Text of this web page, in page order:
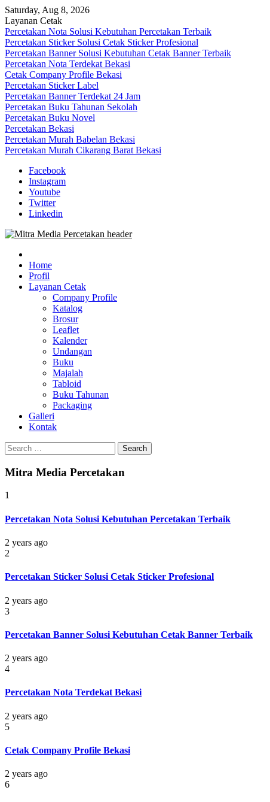
Skip
to
content
Saturday, Aug 8, 2026
Layanan Cetak
Percetakan Nota Solusi Kebutuhan Percetakan Terbaik
Percetakan Sticker Solusi Cetak Sticker Profesional
Percetakan Banner Solusi Kebutuhan Cetak Banner Terbaik
Percetakan Nota Terdekat Bekasi
Cetak Company Profile Bekasi
Percetakan Sticker Label
Percetakan Banner Terdekat 24 Jam
Percetakan Buku Tahunan Sekolah
Percetakan Buku Novel
Percetakan Bekasi
Percetakan Murah Babelan Bekasi
Percetakan Murah Cikarang Barat Bekasi
Facebook
Instagram
Youtube
Twitter
Linkedin
Mitra Media Percetakan Bekasi
0813-1670-6191 (Call/WA) Perusahaan Tempat Alamat Jasa Pusat
Home
Profil
Layanan Cetak
Company Profile
Katalog
Brosur
Leaflet
Kalender
Undangan
Buku
Majalah
Tabloid
Buku Tahunan
Packaging
Galleri
Kontak
Search
for:
Mitra Media Percetakan
1
Percetakan Nota Solusi Kebutuhan Percetakan Terbaik
2 years ago
2
Percetakan Sticker Solusi Cetak Sticker Profesional
2 years ago
3
Percetakan Banner Solusi Kebutuhan Cetak Banner Terbaik
2 years ago
4
Percetakan Nota Terdekat Bekasi
2 years ago
5
Cetak Company Profile Bekasi
2 years ago
6